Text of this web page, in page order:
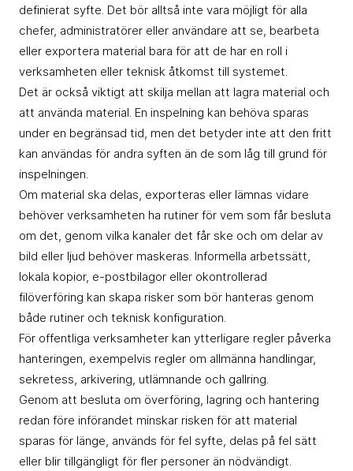
definierat syfte. Det bör alltså inte vara möjligt för alla
chefer, administratörer eller användare att se, bearbeta
eller exportera material bara för att de har en roll i
verksamheten eller teknisk åtkomst till systemet.
Det är också viktigt att skilja mellan att lagra material och
att använda material. En inspelning kan behöva sparas
under en begränsad tid, men det betyder inte att den fritt
kan användas för andra syften än de som låg till grund för
inspelningen.
Om material ska delas, exporteras eller lämnas vidare
behöver verksamheten ha rutiner för vem som får besluta
om det, genom vilka kanaler det får ske och om delar av
bild eller ljud behöver maskeras. Informella arbetssätt,
lokala kopior, e-postbilagor eller okontrollerad
filöverföring kan skapa risker som bör hanteras genom
både rutiner och teknisk konfiguration.
För offentliga verksamheter kan ytterligare regler påverka
hanteringen, exempelvis regler om allmänna handlingar,
sekretess, arkivering, utlämnande och gallring.
Genom att besluta om överföring, lagring och hantering
redan före införandet minskar risken för att material
sparas för länge, används för fel syfte, delas på fel sätt
eller blir tillgängligt för fler personer än nödvändigt.